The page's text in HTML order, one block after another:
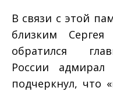
В связи с этой
близким Сергея
обратился
России
подчеркнул, что